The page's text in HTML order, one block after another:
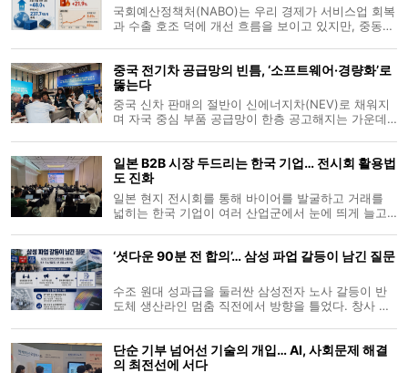
국회예산정책처(NABO)는 우리 경제가 서비스업 회복
과 수출 호조 덕에 개선 흐름을 보이고 있지만, 중동발
안에서도 반도체와 비(非)반도체 업종 간 격차가 벌어
지며 이른바 ‘K자형’ 회
중국 전기차 공급망의 빈틈, ‘소프트웨어·경량화’로
뚫는다
중국 신차 판매의 절반이 신에너지차(NEV)로 채워지
며 자국 중심 부품 공급망이 한층 공고해지는 가운데,
드웨어 납품으로는 로컬 기업의 가격 경쟁력을 넘기
어렵지만, 고부가가치 기술 영
일본 B2B 시장 두드리는 한국 기업… 전시회 활용법
도 진화
일본 현지 전시회를 통해 바이어를 발굴하고 거래를
넓히는 한국 기업이 여러 산업군에서 눈에 띄게 늘고
엑스재팬) 주최 전시회에 참가해 일본 시장의 문을 두
‘셧다운 90분 전 합의’… 삼성 파업 갈등이 남긴 질문
수조 원대 성과급을 둘러싼 삼성전자 노사 갈등이 반
도체 생산라인 멈춤 직전에서 방향을 틀었다. 창사 이
인사 조정까지 꺼내 들며 막판 협상에 매달렸다. 정부
도 “생산 차질만은 막아야 한다
단순 기부 넘어선 기술의 개입… AI, 사회문제 해결
의 최전선에 서다